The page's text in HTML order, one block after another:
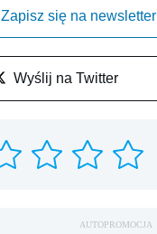
Zapisz się na newsletter
Wyślij na Twitter
AUTOPROMOCJA